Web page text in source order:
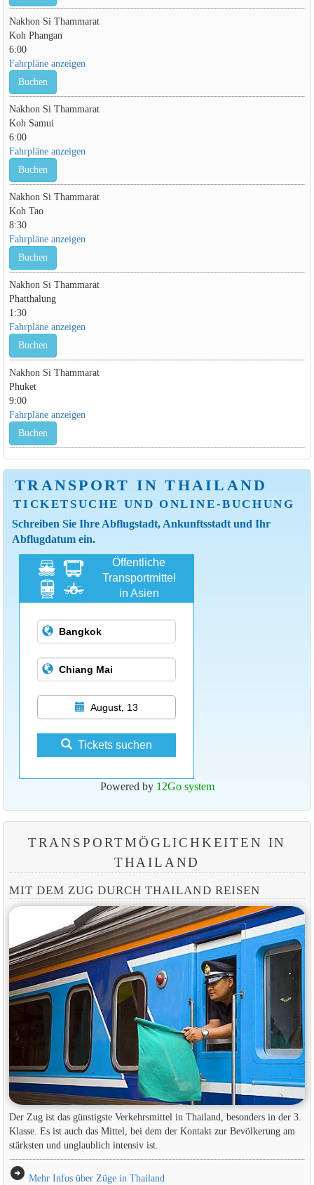
Nakhon Si Thammarat
Koh Phangan
6:00
Fahrpläne anzeigen
Buchen
Nakhon Si Thammarat
Koh Samui
6:00
Fahrpläne anzeigen
Buchen
Nakhon Si Thammarat
Koh Tao
8:30
Fahrpläne anzeigen
Buchen
Nakhon Si Thammarat
Phatthalung
1:30
Fahrpläne anzeigen
Buchen
Nakhon Si Thammarat
Phuket
9:00
Fahrpläne anzeigen
Buchen
TRANSPORT IN THAILAND
TICKETSUCHE UND ONLINE-BUCHUNG
Schreiben Sie Ihre Abflugstadt, Ankunftsstadt und Ihr
Abflugdatum ein.
Öffentliche
Transportmittel
in Asien
August, 13
Tickets suchen
Powered by 12Go system
TRANSPORTMÖGLICHKEITEN IN
THAILAND
MIT DEM ZUG DURCH THAILAND REISEN
Der Zug ist das günstigste Verkehrsmittel in Thailand, besonders in der 3.
Klasse. Es ist auch das Mittel, bei dem der Kontakt zur Bevölkerung am
stärksten und unglaublich intensiv ist.
arrow_circle_right Mehr Infos über Züge in Thailand